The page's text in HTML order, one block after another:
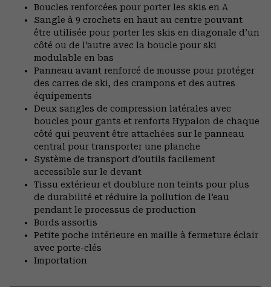
Boucles renforcées pour porter les skis en A
Sangle à 9 crochets en haut au centre pouvant
être utilisée pour porter les skis en diagonale d’un
côté ou de l’autre avec la boucle pour ski
modulable en bas
Panneau avant renforcé de mousse pour protéger
des carres de ski, des crampons et des autres
équipements
Deux sangles de compression latérales avec
boucles pour gants et renforts Hypalon de chaque
côté qui peuvent être attachées sur le panneau
central pour transporter une planche
Système de transport d’outils facilement
accessible sur le devant
Tissu extérieur et doublure non teints pour plus
de durabilité et réduire la pollution de l’eau
pendant le processus de production
Bords assortis
Petite poche intérieure en maille à fermeture éclair
avec porte-clés
Importation